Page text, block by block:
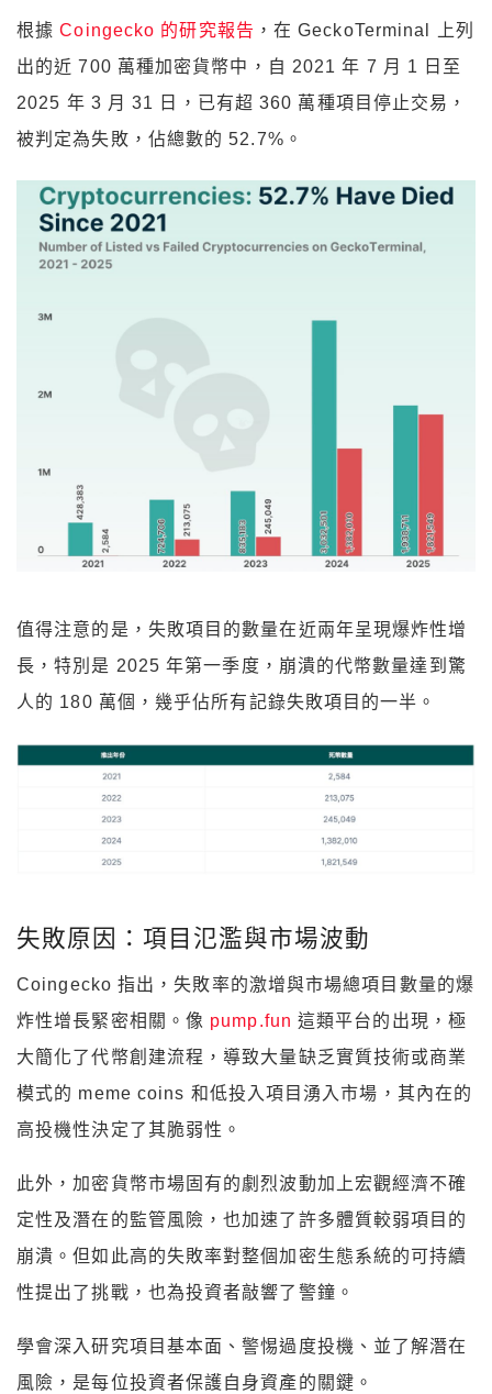
根據Coingecko 的研究報告 ，在 GeckoTerminal 上列
出的近 700 萬種加密貨幣中，自 2021 年 7 月 1 日至
2025 年 3 月 31 日，已有超 360 萬種項目停止交易，
被判定為失敗，佔總數的 52.7%。
值得注意的是，失敗項目的數量在近兩年呈現爆炸性增
長，特別是 2025 年第一季度，崩潰的代幣數量達到驚
人的 180 萬個，幾乎佔所有記錄失敗項目的一半。
失敗原因：項目氾濫與市場波動
Coingecko 指出，失敗率的激增與市場總項目數量的爆
炸性增長緊密相關。像 pump.fun 這類平台的出現，極
大簡化了代幣創建流程，導致大量缺乏實質技術或商業
模式的 meme coins 和低投入項目湧入市場，其內在的
高投機性決定了其脆弱性。
此外，加密貨幣市場固有的劇烈波動加上宏觀經濟不確
定性及潛在的監管風險，也加速了許多體質較弱項目的
崩潰。但如此高的失敗率對整個加密生態系統的可持續
性提出了挑戰，也為投資者敲響了警鐘。
學會深入研究項目基本面、警惕過度投機、並了解潛在
風險，是每位投資者保護自身資產的關鍵。